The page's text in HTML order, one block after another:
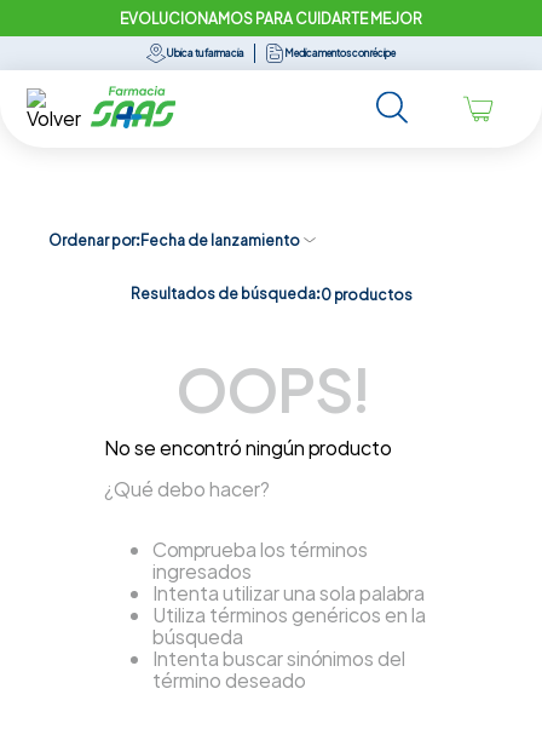
EVOLUCIONAMOS PARA CUIDARTE MEJOR
Ubica tu farmacia Medicamentos con récipe
Ordenar por Fecha de lanzamiento
Resultados de búsqueda:0 productos
OOPS!
No se encontró ningún producto
¿Qué debo hacer?
Comprueba los términos
ingresados
Intenta utilizar una sola palabra
Utiliza términos genéricos en la
búsqueda
Intenta buscar sinónimos del
término deseado